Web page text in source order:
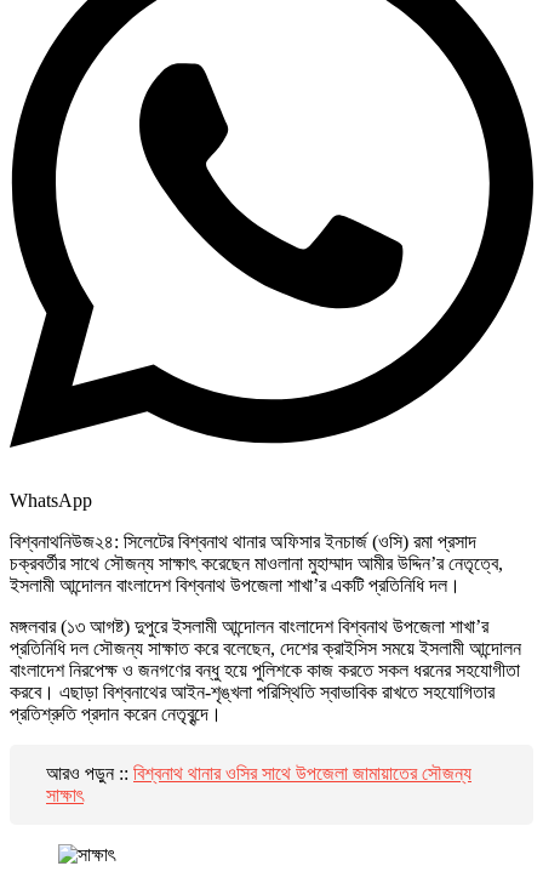
WhatsApp
বিশ্বনাথনিউজ২৪: সিলেটের বিশ্বনাথ থানার অফিসার ইনচার্জ (ওসি) রমা প্রসাদ
চক্রবর্তীর সাথে সৌজন্য সাক্ষাৎ করেছেন মাওলানা মুহাম্মাদ আমীর উদ্দিন’র নেতৃত্বে,
ইসলামী আন্দোলন বাংলাদেশ বিশ্বনাথ উপজেলা শাখা’র একটি প্রতিনিধি দল।
মঙ্গলবার (১৩ আগষ্ট) দুপুরে ইসলামী আন্দোলন বাংলাদেশ বিশ্বনাথ উপজেলা শাখা’র
প্রতিনিধি দল সৌজন্য সাক্ষাত করে বলেছেন, দেশের ক্রাইসিস সময়ে ইসলামী আন্দোলন
বাংলাদেশ নিরপেক্ষ ও জনগণের বন্ধু হয়ে পুলিশকে কাজ করতে সকল ধরনের সহযোগীতা
করবে। এছাড়া বিশ্বনাথের আইন-শৃঙ্খলা পরিস্থিতি স্বাভাবিক রাখতে সহযোগিতার
প্রতিশ্রুতি প্রদান করেন নেতৃবৃন্দে।
আরও পড়ুন :: বিশ্বনাথ থানার ওসির সাথে উপজেলা জামায়াতের সৌজন্য
সাক্ষাৎ